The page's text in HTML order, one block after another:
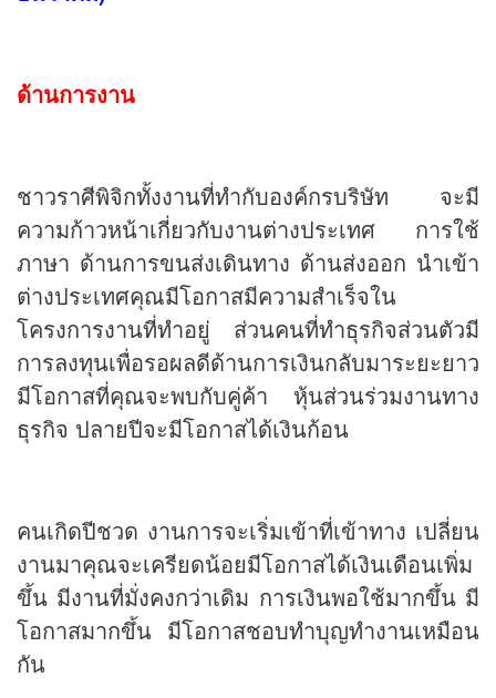
ด้านการงาน
ชาวราศีพิจิกทั้งงานที่ทำกับองค์กรบริษัท จะมี
ความก้าวหน้าเกี่ยวกับงานต่างประเทศ การใช้
ภาษา ด้านการขนส่งเดินทาง ด้านส่งออก นำเข้า
ต่างประเทศคุณมีโอกาสมีความสำเร็จใน
โครงการงานที่ทำอยู่ ส่วนคนที่ทำธุรกิจส่วนตัวมี
การลงทุนเพื่อรอผลดีด้านการเงินกลับมาระยะยาว
มีโอกาสที่คุณจะพบกับคู่ค้า หุ้นส่วนร่วมงานทาง
ธุรกิจ ปลายปีจะมีโอกาสได้เงินก้อน
คนเกิดปีชวด งานการจะเริ่มเข้าที่เข้าทาง เปลี่ยน
งานมาคุณจะเครียดน้อยมีโอกาสได้เงินเดือนเพิ่ม
ขึ้น มีงานที่มั่งคงกว่าเดิม การเงินพอใช้มากขึ้น มี
โอกาสมากขึ้น มีโอกาสชอบทำบุญทำงานเหมือน
กัน